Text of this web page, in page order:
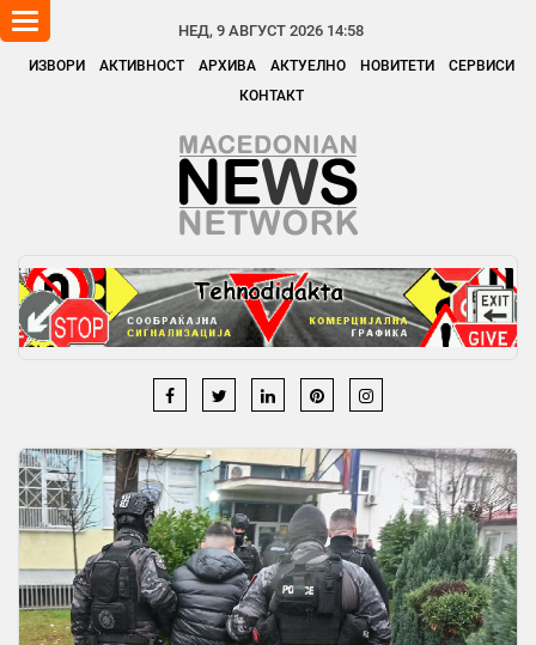
НЕД, 9 АВГУСТ 2026 14:58
ИЗВОРИ АКТИВНОСТ АРХИВА АКТУЕЛНО НОВИТЕТИ
СЕРВИСИ
КОНТАКТ
Toggle
navigation